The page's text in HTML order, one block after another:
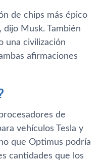
de chips más épico
dijo Musk. También
una civilización
afirmaciones
de
vehículos Tesla y
que Optimus podría
cantidades que los